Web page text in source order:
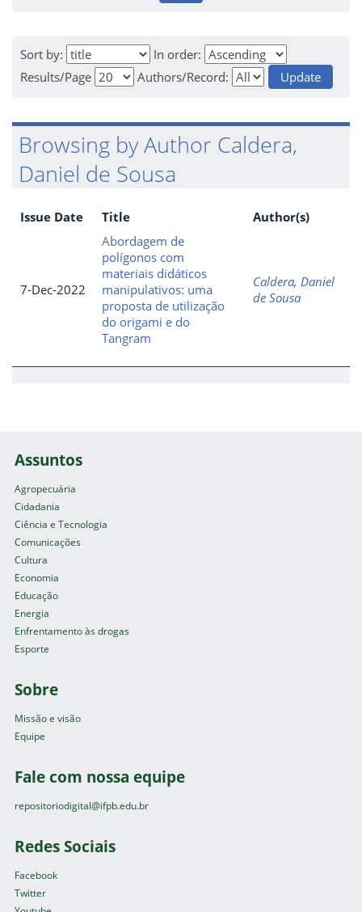
Sort by:
In order:
Results/Page
Authors/Record:
Browsing by Author Caldera,
Daniel de Sousa
Issue Date Title Author(s)
7-Dec-2022
Abordagem de
polígonos com
materiais didáticos
manipulativos: uma
proposta de utilização
do origami e do
Tangram
Caldera, Daniel
de Sousa
Assuntos
Agropecuária
Cidadania
Ciência e Tecnologia
Comunicações
Cultura
Economia
Educação
Energia
Enfrentamento às drogas
Esporte
Sobre
Missão e visão
Equipe
Fale com nossa equipe
repositoriodigital@ifpb.edu.br
Redes Sociais
Facebook
Twitter